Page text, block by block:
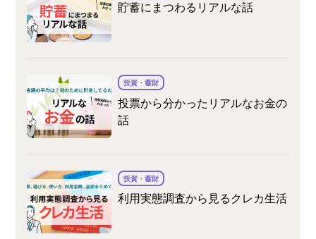
貯蓄にまつわるリアルな話
投資・蓄財
投票から分かったリアルなお金の
話
投資・蓄財
利用実態調査から見るクレカ生活